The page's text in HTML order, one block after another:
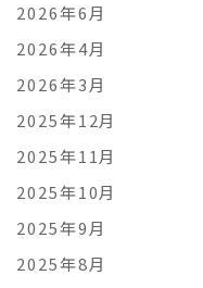
2026年6月
2026年4月
2026年3月
2025年12月
2025年11月
2025年10月
2025年9月
2025年8月